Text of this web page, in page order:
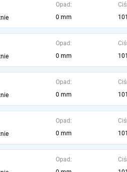
Opad:
0 mm
Opad:
0 mm
Opad:
0 mm
Opad:
0 mm
Opad: